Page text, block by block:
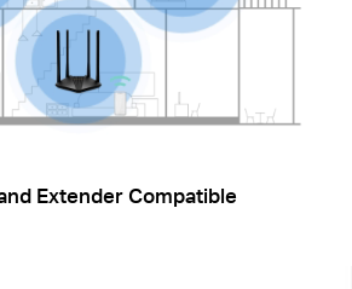
Extender Compatible